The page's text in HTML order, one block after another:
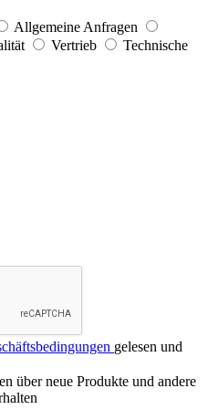
Allgemeine Anfragen
Vertrieb
Technische
gelesen und
über neue Produkte und andere